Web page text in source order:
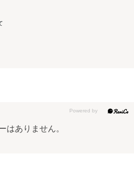
はありません。